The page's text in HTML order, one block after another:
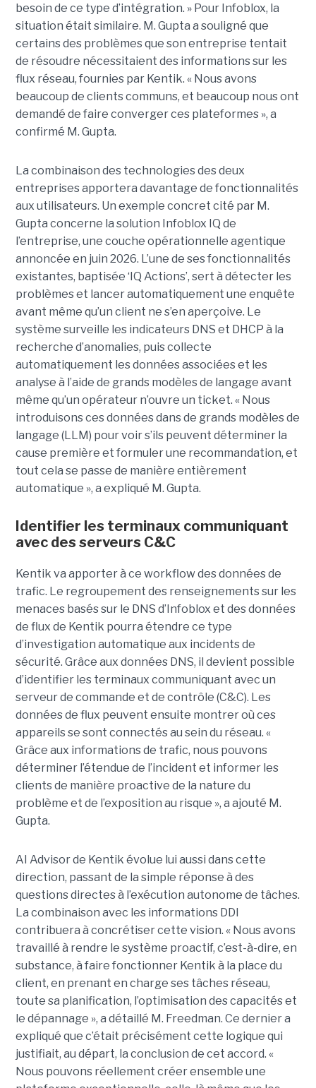
besoin de ce type d’intégration. » Pour Infoblox, la
situation était similaire. M. Gupta a souligné que
certains des problèmes que son entreprise tentait
de résoudre nécessitaient des informations sur les
flux réseau, fournies par Kentik. « Nous avons
beaucoup de clients communs, et beaucoup nous ont
demandé de faire converger ces plateformes », a
confirmé M. Gupta.
La combinaison des technologies des deux
entreprises apportera davantage de fonctionnalités
aux utilisateurs. Un exemple concret cité par M.
Gupta concerne la solution Infoblox IQ de
l’entreprise, une couche opérationnelle agentique
annoncée en juin 2026. L’une de ses fonctionnalités
existantes, baptisée ‘IQ Actions’, sert à détecter les
problèmes et lancer automatiquement une enquête
avant même qu’un client ne s’en aperçoive. Le
système surveille les indicateurs DNS et DHCP à la
recherche d’anomalies, puis collecte
automatiquement les données associées et les
analyse à l’aide de grands modèles de langage avant
même qu’un opérateur n’ouvre un ticket. « Nous
introduisons ces données dans de grands modèles de
langage (LLM) pour voir s’ils peuvent déterminer la
cause première et formuler une recommandation, et
tout cela se passe de manière entièrement
automatique », a expliqué M. Gupta.
Identifier les terminaux communiquant
avec des serveurs C&C
Kentik va apporter à ce workflow des données de
trafic. Le regroupement des renseignements sur les
menaces basés sur le DNS d’Infoblox et des données
de flux de Kentik pourra étendre ce type
d’investigation automatique aux incidents de
sécurité. Grâce aux données DNS, il devient possible
d’identifier les terminaux communiquant avec un
serveur de commande et de contrôle (C&C). Les
données de flux peuvent ensuite montrer où ces
appareils se sont connectés au sein du réseau. «
Grâce aux informations de trafic, nous pouvons
déterminer l’étendue de l’incident et informer les
clients de manière proactive de la nature du
problème et de l’exposition au risque », a ajouté M.
Gupta.
AI Advisor de Kentik évolue lui aussi dans cette
direction, passant de la simple réponse à des
questions directes à l’exécution autonome de tâches.
La combinaison avec les informations DDI
contribuera à concrétiser cette vision. « Nous avons
travaillé à rendre le système proactif, c’est-à-dire, en
substance, à faire fonctionner Kentik à la place du
client, en prenant en charge ses tâches réseau,
toute sa planification, l’optimisation des capacités et
le dépannage », a détaillé M. Freedman. Ce dernier a
expliqué que c’était précisément cette logique qui
justifiait, au départ, la conclusion de cet accord. «
Nous pouvons réellement créer ensemble une